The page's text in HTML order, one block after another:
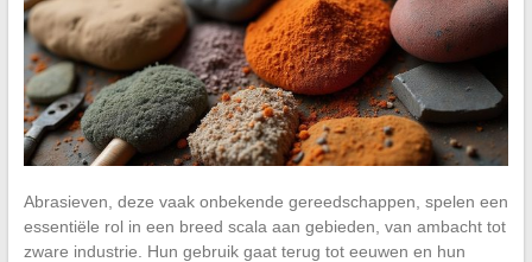
Abrasieven, deze vaak onbekende gereedschappen, spelen een
essentiële rol in een breed scala aan gebieden, van ambacht tot
zware industrie. Hun gebruik gaat terug tot eeuwen en hun